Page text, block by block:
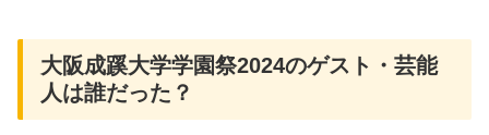
大阪成蹊大学学園祭2024のゲスト・芸能
人は誰だった？